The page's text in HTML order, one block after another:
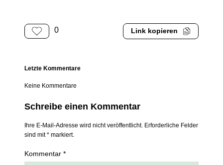
0 Link kopieren
Letzte Kommentare
Keine Kommentare
Schreibe einen Kommentar
Ihre E-Mail-Adresse wird nicht veröffentlicht. Erforderliche Felder
sind mit * markiert.
Kommentar *